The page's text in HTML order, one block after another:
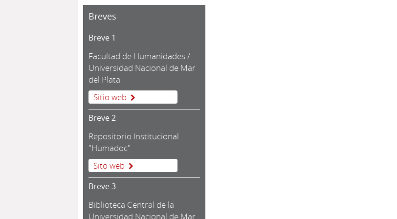
Breves
Breve 1
Facultad de Humanidades /
Universidad Nacional de Mar
del Plata
Sitio web
Breve 2
Repositorio Institucional
"Humadoc"
Sito web
Breve 3
Biblioteca Central de la
Universidad Nacional de Mar